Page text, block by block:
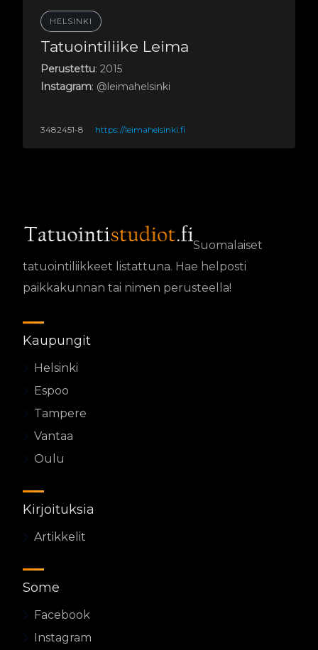
HELSINKI
Tatuointiliike Leima
Perustettu: 2015
Instagram: @leimahelsinki
3482451-8 https://leimahelsinki.fi
Suomalaiset
tatuointiliikkeet listattuna. Hae helposti
paikkakunnan tai nimen perusteella!
Kaupungit
Helsinki
Espoo
Tampere
Vantaa
Oulu
Kirjoituksia
Artikkelit
Some
Facebook
Instagram